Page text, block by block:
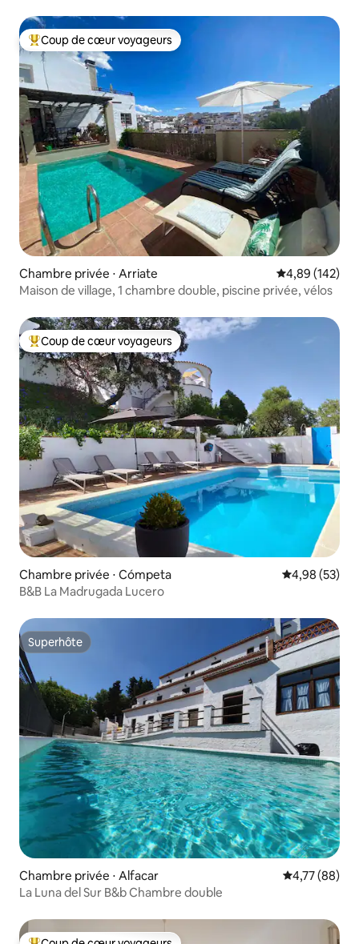
Coups de cœur voyageurs les plus appréciés
Coup de cœur voyageurs
Chambre privée ⋅ Arriate Évaluation
4,89 (142)
Maison de village, 1 chambre double, piscine privée, vélos
Coups de cœur voyageurs les plus appréciés
Coup de cœur voyageurs
Chambre privée ⋅ Cómpeta Évaluation
4,98 (53)
B&B La Madrugada Lucero
Superhôte
Superhôte
Chambre privée ⋅ Alfacar Évaluation
4,77 (88)
La Luna del Sur B&b Chambre double